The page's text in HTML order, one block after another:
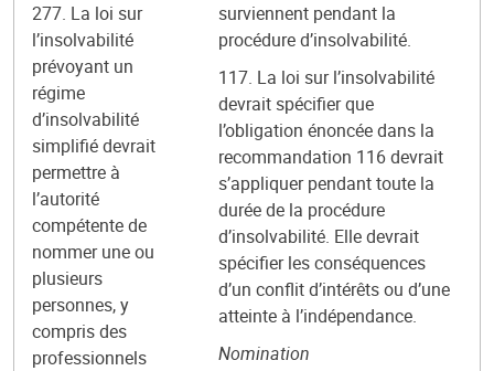
277. La loi sur
l’insolvabilité
prévoyant un
régime
d’insolvabilité
simplifié devrait
permettre à
l’autorité
compétente de
nommer une ou
plusieurs
personnes, y
compris des
professionnels
surviennent pendant la
procédure d’insolvabilité.
117. La loi sur l’insolvabilité
devrait spécifier que
l’obligation énoncée dans la
recommandation 116 devrait
s’appliquer pendant toute la
durée de la procédure
d’insolvabilité. Elle devrait
spécifier les conséquences
d’un conflit d’intérêts ou d’une
atteinte à l’indépendance.
Nomination